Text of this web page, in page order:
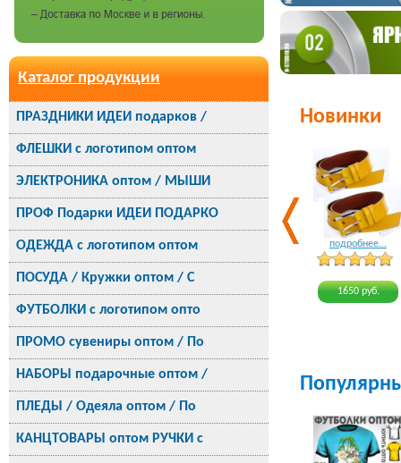
Каталог продукции
ПРАЗДНИКИ ИДЕИ подарков /
ФЛЕШКИ с логотипом оптом
ЭЛЕКТРОНИКА оптом / МЫШИ
ПРОФ Подарки ИДЕИ ПОДАРКО
ОДЕЖДА с логотипом оптом
ПОСУДА / Кружки оптом / С
ФУТБОЛКИ с логотипом опто
ПРОМО сувениры оптом / По
НАБОРЫ подарочные оптом /
ПЛЕДЫ / Одеяла оптом / По
КАНЦТОВАРЫ оптом РУЧКИ с
Новинки
подробнее...
1650 руб.